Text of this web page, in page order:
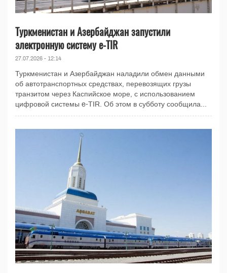
Туркменистан и Азербайджан запустили
электронную систему e-TIR
27.07.2026 - 12:14
Туркменистан и Азербайджан наладили обмен данными
об автотранспортных средствах, перевозящих грузы
транзитом через Каспийское море, с использованием
цифровой системы e-TIR. Об этом в субботу сообщила...